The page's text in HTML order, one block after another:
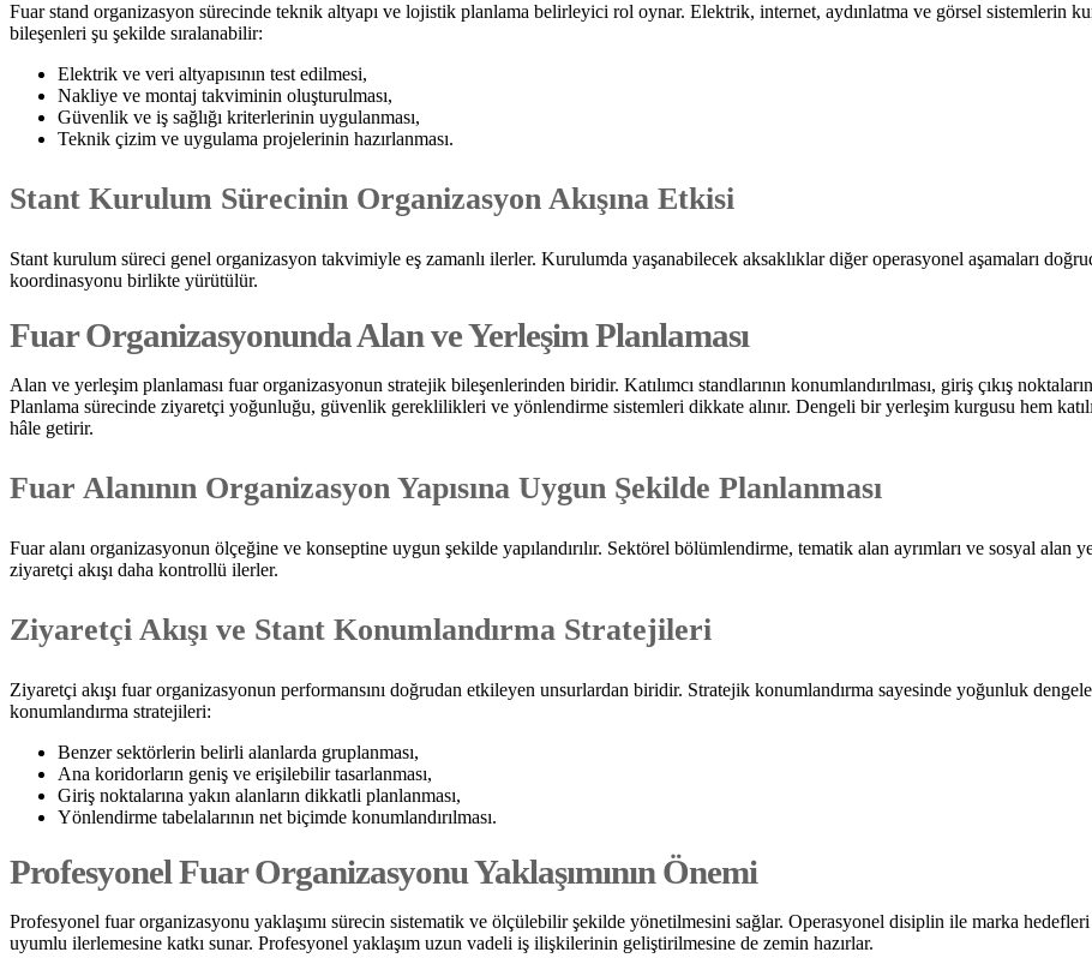
Fuar stand organizasyon sürecinde teknik altyapı ve lojistik planlama belirleyici rol oynar. Elektrik, internet, aydınlatma ve görsel sistemlerin
bileşenleri şu şekilde sıralanabilir:
Elektrik ve veri altyapısının test edilmesi,
Nakliye ve montaj takviminin oluşturulması,
Güvenlik ve iş sağlığı kriterlerinin uygulanması,
Teknik çizim ve uygulama projelerinin hazırlanması.
Stant Kurulum Sürecinin Organizasyon Akışına Etkisi
Stant kurulum süreci genel organizasyon takvimiyle eş zamanlı ilerler. Kurulumda yaşanabilecek aksaklıklar diğer operasyonel aşamaları
koordinasyonu birlikte yürütülür.
Fuar Organizasyonunda Alan ve Yerleşim Planlaması
Alan ve yerleşim planlaması fuar organizasyonun stratejik bileşenlerinden biridir. Katılımcı standlarının konumlandırılması, giriş çıkış
Planlama sürecinde ziyaretçi yoğunluğu, güvenlik gereklilikleri ve yönlendirme sistemleri dikkate alınır. Dengeli bir yerleşim kurgusu hem
hâle getirir.
Fuar Alanının Organizasyon Yapısına Uygun Şekilde Planlanması
Fuar alanı organizasyonun ölçeğine ve konseptine uygun şekilde yapılandırılır. Sektörel bölümlendirme, tematik alan ayrımları ve sosyal
ziyaretçi akışı daha kontrollü ilerler.
Ziyaretçi Akışı ve Stant Konumlandırma Stratejileri
Ziyaretçi akışı fuar organizasyonun performansını doğrudan etkileyen unsurlardan biridir. Stratejik konumlandırma sayesinde yoğunluk
konumlandırma stratejileri:
Benzer sektörlerin belirli alanlarda gruplanması,
Ana koridorların geniş ve erişilebilir tasarlanması,
Giriş noktalarına yakın alanların dikkatli planlanması,
Yönlendirme tabelalarının net biçimde konumlandırılması.
Profesyonel Fuar Organizasyonu Yaklaşımının Önemi
Profesyonel fuar organizasyonu yaklaşımı sürecin sistematik ve ölçülebilir şekilde yönetilmesini sağlar. Operasyonel disiplin ile marka
uyumlu ilerlemesine katkı sunar. Profesyonel yaklaşım uzun vadeli iş ilişkilerinin geliştirilmesine de zemin hazırlar.